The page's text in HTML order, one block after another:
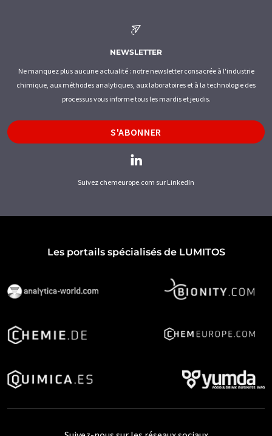
NEWSLETTER
Ne manquez plus aucune actualité : notre newsletter consacrée à l'industrie
chimique, aux méthodes analytiques, aux laboratoires et à la technologie des
processus vous informe tous les mardis et jeudis.
S'ABONNER
Suivez chemeurope.com sur LinkedIn
Les portails spécialisés de LUMITOS